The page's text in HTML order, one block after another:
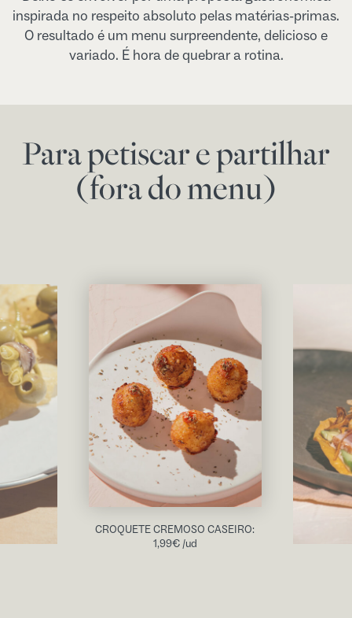
inspirada no respeito absoluto pelas matérias-primas.
O resultado é um menu surpreendente, delicioso e
variado. É hora de quebrar a rotina.
Para petiscar e partilhar
(fora do menu)
CROQUETE CREMOSO CASEIRO:
1,99€/ud